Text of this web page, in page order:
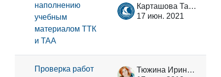
наполнению
учебным
материалом ТТК
и ТАА
Карташова Татьяна Владимировна
17 июн. 2021
Проверка работ
Тюжина Ирина Викторовна